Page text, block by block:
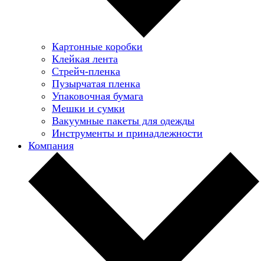
Картонные коробки
Клейкая лента
Стрейч-пленка
Пузырчатая пленка
Упаковочная бумага
Мешки и сумки
Вакуумные пакеты для одежды
Инструменты и принадлежности
Компания